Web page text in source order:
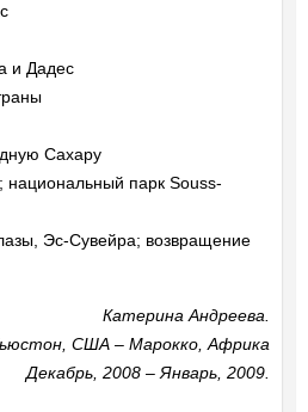
и Дадес
Сахару
национальный парк Souss-
Эс-Сувейра; возвращение
Катерина Андреева.
США – Марокко, Африка
Декабрь, 2008 – Январь, 2009.